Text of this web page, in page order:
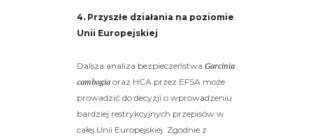
4. Przyszłe działania na poziomie
Unii Europejskiej
Dalsza analiza bezpieczeństwa Garcinia
cambogia oraz HCA przez EFSA może
prowadzić do decyzji o wprowadzeniu
bardziej restrykcyjnych przepisów w
całej Unii Europejskiej. Zgodnie z